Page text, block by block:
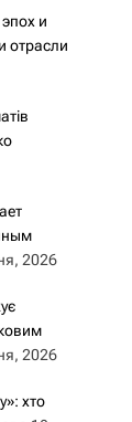
и
отрасли
2026
2026
хто